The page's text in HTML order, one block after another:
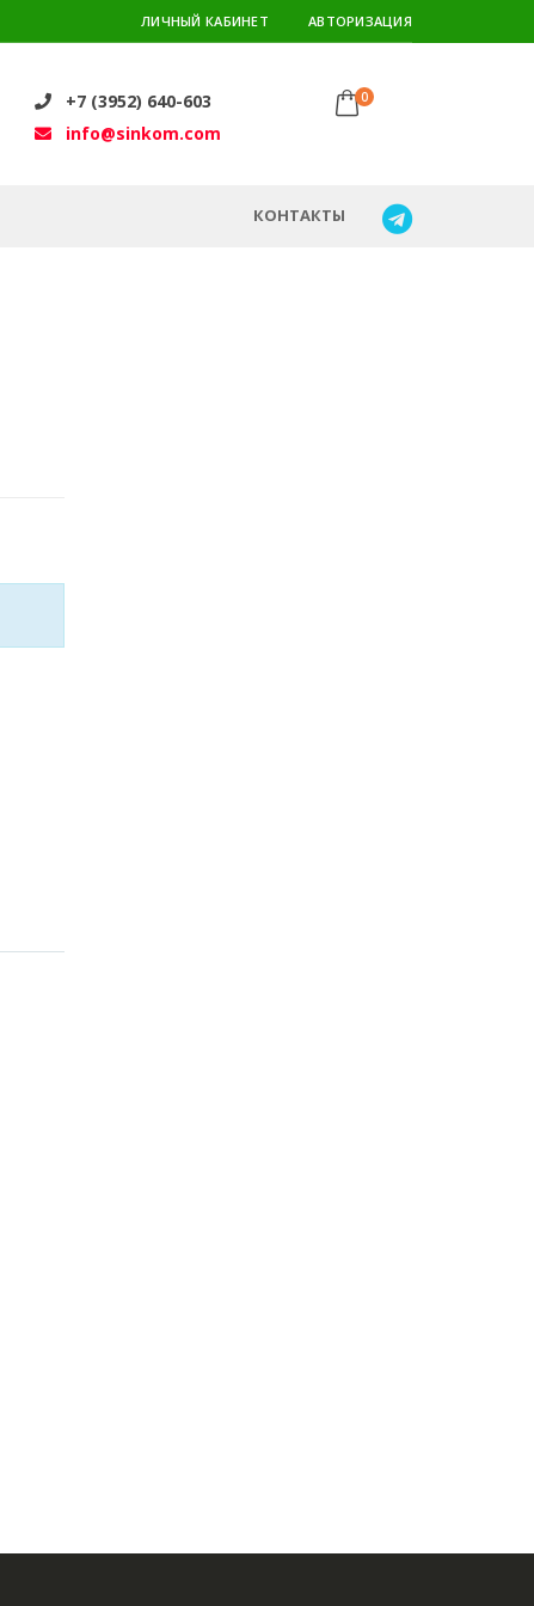
ЛИЧНЫЙ КАБИНЕТ АВТОРИЗАЦИЯ
+7 (3952) 640-603
info@sinkom.com
0
КОНТАКТЫ